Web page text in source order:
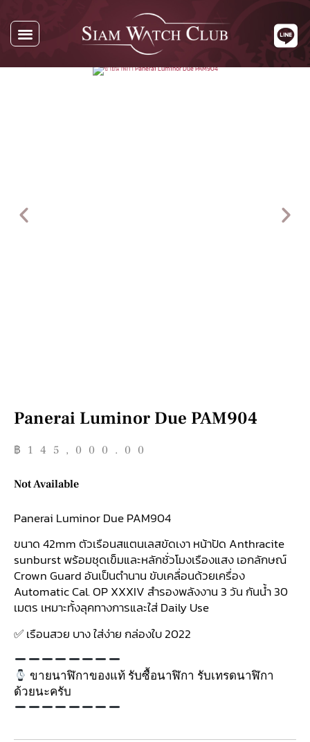
Panerai Luminor Due PAM904
฿ 145,000.00
Not Available
Panerai Luminor Due PAM904
ขนาด 42mm ตัวเรือนสแตนเลสขัดเงา หน้าปัด Anthracite
sunburst พร้อมชุดเข็มและหลักชั่วโมงเรืองแสง เอกลักษณ์
Crown Guard อันเป็นตำนาน ขับเคลื่อนด้วยเครื่อง
Automatic Cal. OP XXXIV สำรองพลังงาน 3 วัน กันน้ำ 30
เมตร เหมาะทั้งลุคทางการและใส่ Daily Use
✅ เรือนสวย บาง ใส่ง่าย กล่องใบ 2022
ขายนาฬิกาของแท้ รับซื้อนาฬิกา รับเทรดนาฬิกา
ด้วยนะครับ